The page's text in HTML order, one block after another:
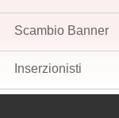
Scambio Banner
Inserzionisti